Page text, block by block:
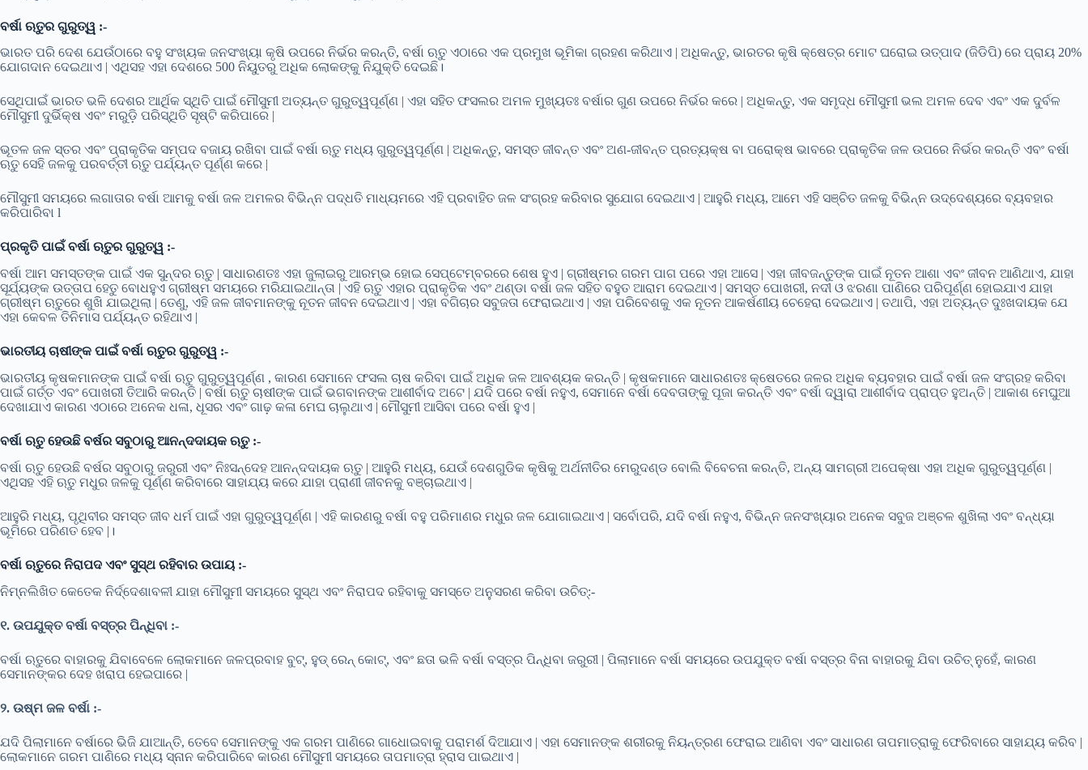
ବର୍ଷା ଋତୁର ଗୁରୁତ୍ୱ :-
ଭାରତ ପରି ଦେଶ ଯେଉଁଠାରେ ବହୁ ସଂଖ୍ୟକ ଜନସଂଖ୍ୟା କୃଷି ଉପରେ ନିର୍ଭର କରନ୍ତି, ବର୍ଷା ଋତୁ ଏଠାରେ ଏକ ପ୍ରମୁଖ ଭୂମିକା ଗ୍ରହଣ କରିଥାଏ | ଅଧିକନ୍ତୁ, ଭାରତର କୃଷି କ୍ଷେତ୍ର ମୋଟ ଘରୋଇ ଉତ୍ପାଦ (ଜିଡିପି) ରେ ପ୍ରାୟ 20%
ଯୋଗଦାନ ଦେଇଥାଏ | ଏଥିସହ ଏହା ଦେଶରେ 500 ନିୟୁତରୁ ଅଧିକ ଲୋକଙ୍କୁ ନିଯୁକ୍ତି ଦେଇଛି।
ସେଥିପାଇଁ ଭାରତ ଭଳି ଦେଶର ଆର୍ଥିକ ସ୍ଥିତି ପାଇଁ ମୌସୁମୀ ଅତ୍ୟନ୍ତ ଗୁରୁତ୍ୱପୂର୍ଣ୍ଣ | ଏହା ସହିତ ଫସଲର ଅମଳ ମୁଖ୍ୟତଃ ବର୍ଷାର ଗୁଣ ଉପରେ ନିର୍ଭର କରେ | ଅଧିକନ୍ତୁ, ଏକ ସମୃଦ୍ଧ ମୌସୁମୀ ଭଲ ଅମଳ ଦେବ ଏବଂ ଏକ ଦୁର୍ବଳ
ମୌସୁମୀ ଦୁର୍ଭିକ୍ଷ ଏବଂ ମରୁଡ଼ି ପରିସ୍ଥିତି ସୃଷ୍ଟି କରିପାରେ |
ଭୂତଳ ଜଳ ସ୍ତର ଏବଂ ପ୍ରାକୃତିକ ସମ୍ପଦ ବଜାୟ ରଖିବା ପାଇଁ ବର୍ଷା ଋତୁ ମଧ୍ୟ ଗୁରୁତ୍ୱପୂର୍ଣ୍ଣ | ଅଧିକନ୍ତୁ, ସମସ୍ତ ଜୀବନ୍ତ ଏବଂ ଅଣ-ଜୀବନ୍ତ ପ୍ରତ୍ୟକ୍ଷ ବା ପରୋକ୍ଷ ଭାବରେ ପ୍ରାକୃତିକ ଜଳ ଉପରେ ନିର୍ଭର କରନ୍ତି ଏବଂ ବର୍ଷା
ଋତୁ ସେହି ଜଳକୁ ପରବର୍ତ୍ତୀ ଋତୁ ପର୍ଯ୍ୟନ୍ତ ପୂର୍ଣ୍ଣ କରେ |
ମୌସୁମୀ ସମୟରେ ଲଗାତାର ବର୍ଷା ଆମକୁ ବର୍ଷା ଜଳ ଅମଳର ବିଭିନ୍ନ ପଦ୍ଧତି ମାଧ୍ୟମରେ ଏହି ପ୍ରବାହିତ ଜଳ ସଂଗ୍ରହ କରିବାର ସୁଯୋଗ ଦେଇଥାଏ | ଆହୁରି ମଧ୍ୟ, ଆମେ ଏହି ସଞ୍ଚିତ ଜଳକୁ ବିଭିନ୍ନ ଉଦ୍ଦେଶ୍ୟରେ ବ୍ୟବହାର
କରିପାରିବା l
ପ୍ରକୃତି ପାଇଁ ବର୍ଷା ଋତୁର ଗୁରୁତ୍ୱ :-
ବର୍ଷା ଆମ ସମସ୍ତଙ୍କ ପାଇଁ ଏକ ସୁନ୍ଦର ଋତୁ | ସାଧାରଣତଃ ଏହା ଜୁଲାଇରୁ ଆରମ୍ଭ ହୋଇ ସେପ୍ଟେମ୍ବରରେ ଶେଷ ହୁଏ | ଗ୍ରୀଷ୍ମର ଗରମ ପାଗ ପରେ ଏହା ଆସେ | ଏହା ଜୀବଜନ୍ତୁଙ୍କ ପାଇଁ ନୂତନ ଆଶା ଏବଂ ଜୀବନ ଆଣିଥାଏ, ଯାହା
ସୂର୍ଯ୍ୟଙ୍କ ଉତ୍ତାପ ହେତୁ ବୋଧହୁଏ ଗ୍ରୀଷ୍ମ ସମୟରେ ମରିଯାଇଥାନ୍ତା | ଏହି ଋତୁ ଏହାର ପ୍ରାକୃତିକ ଏବଂ ଥଣ୍ଡା ବର୍ଷା ଜଳ ସହିତ ବହୁତ ଆରାମ ଦେଇଥାଏ | ସମସ୍ତ ପୋଖରୀ, ନଦୀ ଓ ଝରଣା ପାଣିରେ ପରିପୂର୍ଣ୍ଣ ହୋଇଯାଏ ଯାହା
ଗ୍ରୀଷ୍ମ ଋତୁରେ ଶୁଖି ଯାଇଥିଲା | ତେଣୁ, ଏହି ଜଳ ଜୀବମାନଙ୍କୁ ନୂତନ ଜୀବନ ଦେଇଥାଏ | ଏହା ବଗିଚାର ସବୁଜତା ଫେରାଇଥାଏ | ଏହା ପରିବେଶକୁ ଏକ ନୂତନ ଆକର୍ଷଣୀୟ ଚେହେରା ଦେଇଥାଏ | ତଥାପି, ଏହା ଅତ୍ୟନ୍ତ ଦୁଃଖଦାୟକ ଯେ
ଏହା କେବଳ ତିନିମାସ ପର୍ଯ୍ୟନ୍ତ ରହିଥାଏ |
ଭାରତୀୟ ଚାଷୀଙ୍କ ପାଇଁ ବର୍ଷା ଋତୁର ଗୁରୁତ୍ୱ :-
ଭାରତୀୟ କୃଷକମାନଙ୍କ ପାଇଁ ବର୍ଷା ଋତୁ ଗୁରୁତ୍ୱପୂର୍ଣ୍ଣ , କାରଣ ସେମାନେ ଫସଲ ଚାଷ କରିବା ପାଇଁ ଅଧିକ ଜଳ ଆବଶ୍ୟକ କରନ୍ତି | କୃଷକମାନେ ସାଧାରଣତଃ କ୍ଷେତରେ ଜଳର ଅଧିକ ବ୍ୟବହାର ପାଇଁ ବର୍ଷା ଜଳ ସଂଗ୍ରହ କରିବା
ପାଇଁ ଗର୍ତ୍ତ ଏବଂ ପୋଖରୀ ତିଆରି କରନ୍ତି | ବର୍ଷା ଋତୁ ଚାଷୀଙ୍କ ପାଇଁ ଭଗବାନଙ୍କ ଆଶୀର୍ବାଦ ଅଟେ | ଯଦି ପରେ ବର୍ଷା ନହୁଏ, ସେମାନେ ବର୍ଷା ଦେବତାଙ୍କୁ ପୂଜା କରନ୍ତି ଏବଂ ବର୍ଷା ଦ୍ୱାରା ଆଶୀର୍ବାଦ ପ୍ରାପ୍ତ ହୁଅନ୍ତି | ଆକାଶ ମେଘୁଆ
ଦେଖାଯାଏ କାରଣ ଏଠାରେ ଅନେକ ଧଳା, ଧୂସର ଏବଂ ଗାଢ଼ କଳା ମେଘ ଚାଲୁଥାଏ | ମୌସୁମୀ ଆସିବା ପରେ ବର୍ଷା ହୁଏ |
ବର୍ଷା ଋତୁ ହେଉଛି ବର୍ଷର ସବୁଠାରୁ ଆନନ୍ଦଦାୟକ ଋତୁ :-
ବର୍ଷା ଋତୁ ହେଉଛି ବର୍ଷର ସବୁଠାରୁ ଜରୁରୀ ଏବଂ ନିଃସନ୍ଦେହ ଆନନ୍ଦଦାୟକ ଋତୁ | ଆହୁରି ମଧ୍ୟ, ଯେଉଁ ଦେଶଗୁଡିକ କୃଷିକୁ ଅର୍ଥନୀତିର ମେରୁଦଣ୍ଡ ବୋଲି ବିବେଚନା କରନ୍ତି, ଅନ୍ୟ ସାମଗ୍ରୀ ଅପେକ୍ଷା ଏହା ଅଧିକ ଗୁରୁତ୍ୱପୂର୍ଣ୍ଣ |
ଏଥିସହ ଏହି ଋତୁ ମଧୁର ଜଳକୁ ପୂର୍ଣ୍ଣ କରିବାରେ ସାହାଯ୍ୟ କରେ ଯାହା ପ୍ରାଣୀ ଜୀବନକୁ ବଞ୍ଚାଇଥାଏ |
ଆହୁରି ମଧ୍ୟ, ପୃଥିବୀର ସମସ୍ତ ଜୀବ ଧର୍ମ ପାଇଁ ଏହା ଗୁରୁତ୍ୱପୂର୍ଣ୍ଣ | ଏହି କାରଣରୁ ବର୍ଷା ବହୁ ପରିମାଣର ମଧୁର ଜଳ ଯୋଗାଇଥାଏ | ସର୍ବୋପରି, ଯଦି ବର୍ଷା ନହୁଏ, ବିଭିନ୍ନ ଜନସଂଖ୍ୟାର ଅନେକ ସବୁଜ ଅଞ୍ଚଳ ଶୁଖିଲା ଏବଂ ବନ୍ଧ୍ୟା
ଭୂମିରେ ପରିଣତ ହେବ |।
ବର୍ଷା ଋତୁରେ ନିରାପଦ ଏବଂ ସୁସ୍ଥ ରହିବାର ଉପାୟ :-
ନିମ୍ନଲିଖିତ କେତେକ ନିର୍ଦ୍ଦେଶାବଳୀ ଯାହା ମୌସୁମୀ ସମୟରେ ସୁସ୍ଥ ଏବଂ ନିରାପଦ ରହିବାକୁ ସମସ୍ତେ ଅନୁସରଣ କରିବା ଉଚିତ୍:-
୧. ଉପଯୁକ୍ତ ବର୍ଷା ବସ୍ତ୍ର ପିନ୍ଧିବା :-
ବର୍ଷା ଋତୁରେ ବାହାରକୁ ଯିବାବେଳେ ଲୋକମାନେ ଜଳପ୍ରବାହ ବୁଟ୍, ହୁଡ୍ ରେନ୍ କୋଟ୍, ଏବଂ ଛତା ଭଳି ବର୍ଷା ବସ୍ତ୍ର ପିନ୍ଧିବା ଜରୁରୀ | ପିଲାମାନେ ବର୍ଷା ସମୟରେ ଉପଯୁକ୍ତ ବର୍ଷା ବସ୍ତ୍ର ବିନା ବାହାରକୁ ଯିବା ଉଚିତ୍ ନୁହେଁ, କାରଣ
ସେମାନଙ୍କର ଦେହ ଖରାପ ହେଇପାରେ |
୨. ଉଷ୍ମ ଜଳ ବର୍ଷା :-
ଯଦି ପିଲାମାନେ ବର୍ଷାରେ ଭିଜି ଯାଆନ୍ତି, ତେବେ ସେମାନଙ୍କୁ ଏକ ଗରମ ପାଣିରେ ଗାଧୋଇବାକୁ ପରାମର୍ଶ ଦିଆଯାଏ | ଏହା ସେମାନଙ୍କ ଶରୀରକୁ ନିୟନ୍ତ୍ରଣ ଫେରାଇ ଆଣିବା ଏବଂ ସାଧାରଣ ତାପମାତ୍ରାକୁ ଫେରିବାରେ ସାହାଯ୍ୟ କରିବ |
ଲୋକମାନେ ଗରମ ପାଣିରେ ମଧ୍ୟ ସ୍ନାନ କରିପାରିବେ କାରଣ ମୌସୁମୀ ସମୟରେ ତାପମାତ୍ରା ହ୍ରାସ ପାଇଥାଏ |